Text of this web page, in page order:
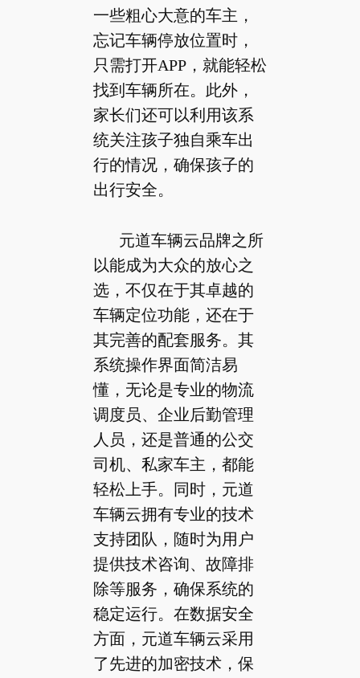
一些粗心大意的车主，
忘记车辆停放位置时，
只需打开APP，就能轻松
找到车辆所在。此外，
家长们还可以利用该系
统关注孩子独自乘车出
行的情况，确保孩子的
出行安全。
元道车辆云品牌之所
以能成为大众的放心之
选，不仅在于其卓越的
车辆定位功能，还在于
其完善的配套服务。其
系统操作界面简洁易
懂，无论是专业的物流
调度员、企业后勤管理
人员，还是普通的公交
司机、私家车主，都能
轻松上手。同时，元道
车辆云拥有专业的技术
支持团队，随时为用户
提供技术咨询、故障排
除等服务，确保系统的
稳定运行。在数据安全
方面，元道车辆云采用
了先进的加密技术，保